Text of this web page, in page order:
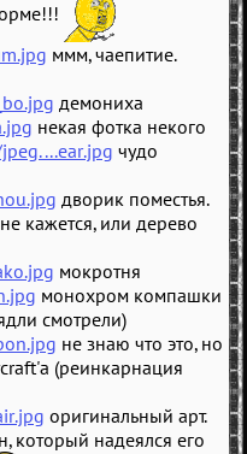
ммм, чаепитие.
демониха
некая фотка некого
чудо
дворик поместья.
кажется, или дерево
мокротня
монохром компашки
смотрели)
не знаю что это, но
(реинкарнация
оригинальный арт.
который надеялся его